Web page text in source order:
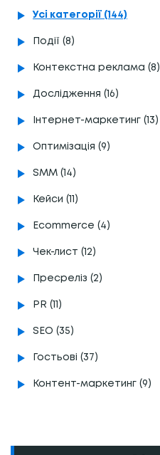
Усі категорії (144)
Події (8)
Контекстна реклама (8)
Дослідження (16)
Інтернет-маркетинг (13)
Оптимізація (9)
SMM (14)
Кейси (11)
Ecommerce (4)
Чек-лист (12)
Пресреліз (2)
PR (11)
SEO (35)
Гостьові (37)
Контент-маркетинг (9)